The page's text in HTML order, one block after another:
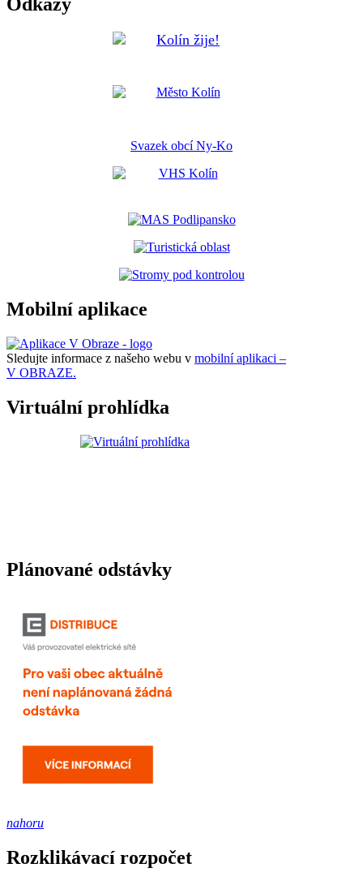
Svazek obcí Ny-Ko
Mobilní aplikace
Sledujte informace z našeho webu v mobilní aplikaci –
V OBRAZE.
Virtuální prohlídka
Plánované odstávky
nahoru
Rozklikávací rozpočet